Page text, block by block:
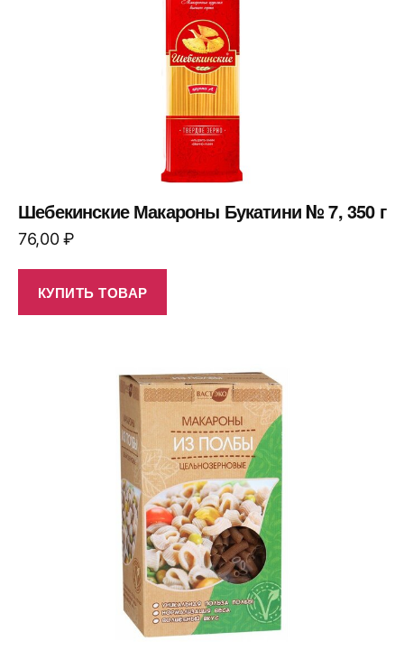
Шебекинские Макароны Букатини № 7, 350 г
76,00₽
КУПИТЬ ТОВАР